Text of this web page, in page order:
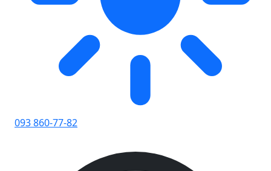
093 860-77-82